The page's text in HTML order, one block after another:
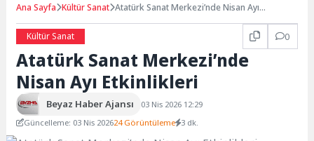
Ana Sayfa Kültür Sanat Atatürk Sanat Merkezi’nde Nisan Ayı
Kültür Sanat
0
Atatürk Sanat Merkezi’nde
Nisan Ayı Etkinlikleri
Beyaz Haber Ajansı
03 Nis 2026 12:29
Güncelleme: 03 Nis 202624 Görüntüleme 3 dk.